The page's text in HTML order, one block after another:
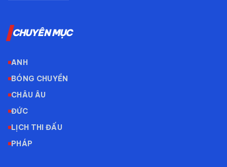
CHUYÊN MỤC
ANH
BÓNG CHUYỀN
CHÂU ÂU
ĐỨC
LỊCH THI ĐẤU
PHÁP